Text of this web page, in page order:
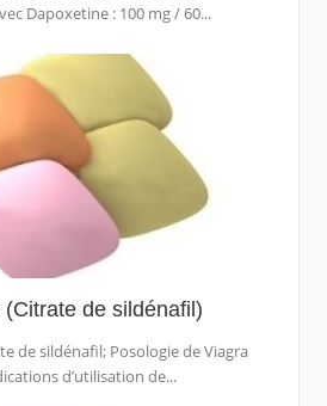
Dapoxetine : 100 mg / 60...
de sildénafil)
de sildénafil; Posologie de Viagra
d’utilisation de...